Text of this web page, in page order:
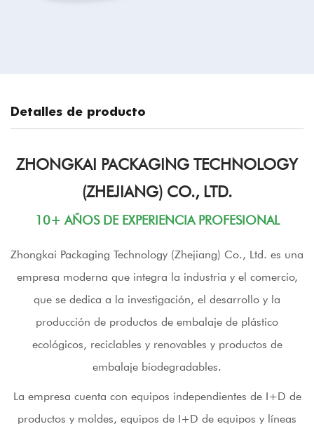
Detalles de producto
ZHONGKAI PACKAGING TECHNOLOGY
(ZHEJIANG) CO., LTD.
10+ AÑOS DE EXPERIENCIA PROFESIONAL
Zhongkai Packaging Technology (Zhejiang) Co., Ltd. es una
empresa moderna que integra la industria y el comercio,
que se dedica a la investigación, el desarrollo y la
producción de productos de embalaje de plástico
ecológicos, reciclables y renovables y productos de
embalaje biodegradables.
La empresa cuenta con equipos independientes de I+D de
productos y moldes, equipos de I+D de equipos y líneas